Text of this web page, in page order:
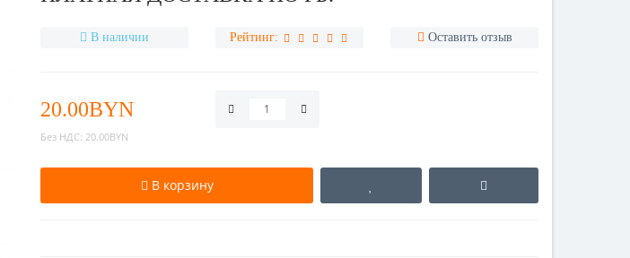
В наличии Рейтинг: Оставить отзыв
20.00BYN
Без НДС: 20.00BYN
В корзину